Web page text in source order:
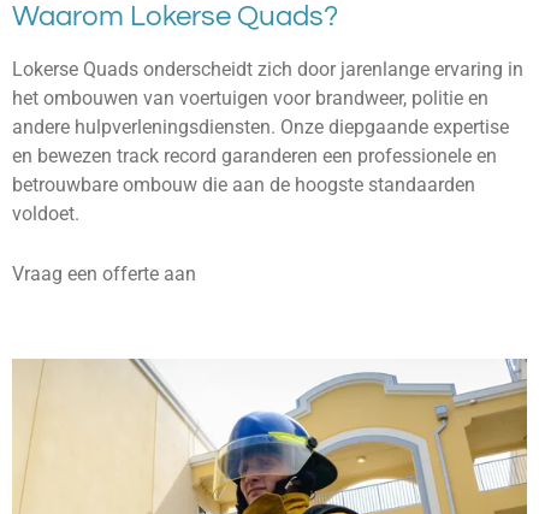
Waarom Lokerse Quads?
Lokerse Quads onderscheidt zich door jarenlange ervaring in
het ombouwen van voertuigen voor brandweer, politie en
andere hulpverleningsdiensten. Onze diepgaande expertise
en bewezen track record garanderen een professionele en
betrouwbare ombouw die aan de hoogste standaarden
voldoet.
Vraag een offerte aan